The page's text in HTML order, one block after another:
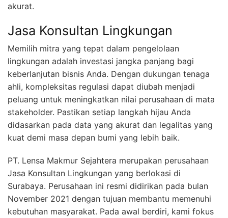
akurat.
Jasa Konsultan Lingkungan
Memilih mitra yang tepat dalam pengelolaan
lingkungan adalah investasi jangka panjang bagi
keberlanjutan bisnis Anda. Dengan dukungan tenaga
ahli, kompleksitas regulasi dapat diubah menjadi
peluang untuk meningkatkan nilai perusahaan di mata
stakeholder. Pastikan setiap langkah hijau Anda
didasarkan pada data yang akurat dan legalitas yang
kuat demi masa depan bumi yang lebih baik.
PT. Lensa Makmur Sejahtera merupakan perusahaan
Jasa Konsultan Lingkungan yang berlokasi di
Surabaya. Perusahaan ini resmi didirikan pada bulan
November 2021 dengan tujuan membantu memenuhi
kebutuhan masyarakat. Pada awal berdiri, kami fokus